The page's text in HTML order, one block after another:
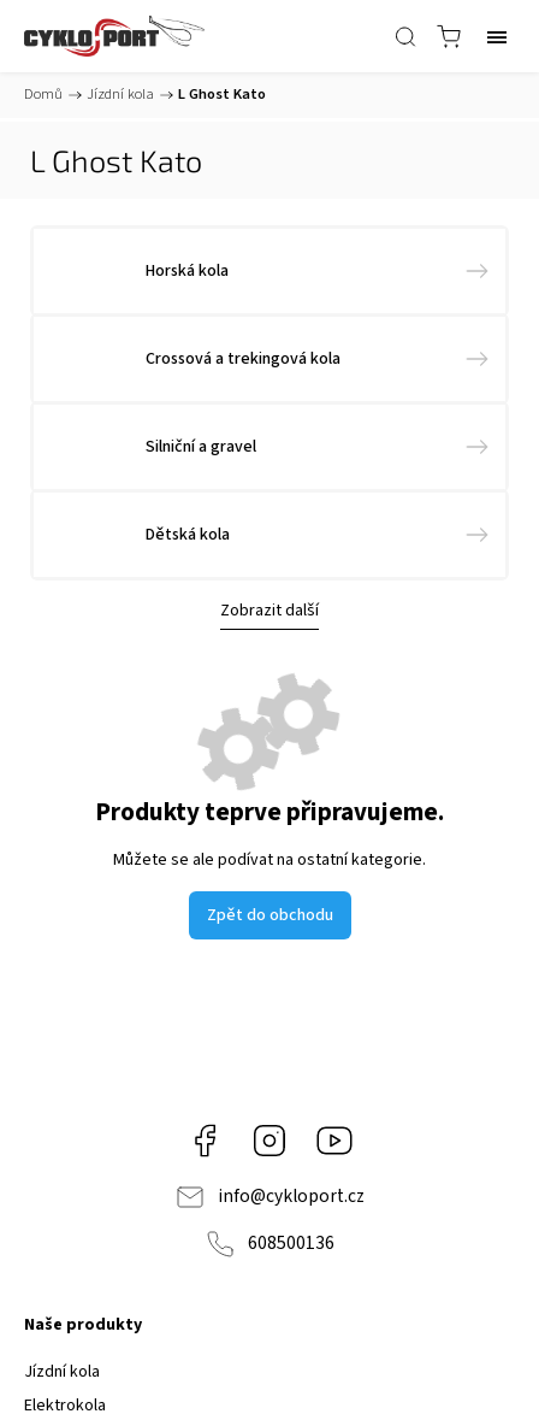
Domů / Jízdní kola / L Ghost Kato
L Ghost Kato
Horská kola
Crossová a trekingová kola
Silniční a gravel
Dětská kola
Zobrazit další
Produkty teprve připravujeme.
Můžete se ale podívat na ostatní kategorie.
Zpět do obchodu
Facebook Instagram
info@cykloport.cz
608500136
Naše produkty
Jízdní kola
Elektrokola